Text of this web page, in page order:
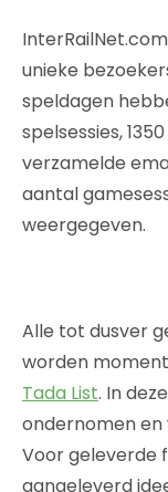
unieke
speldagen
spelsessies,
verzamelde
aantal
weergegeven.
Alle tot dusver
worden
Tada List. In
ondernomen
Voor geleverde
aangeleverd